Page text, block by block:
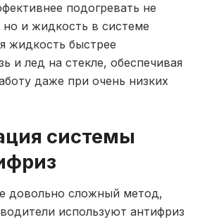
подогревать не
но и жидкость в системе
жидкость быстрее
и лед на стекле, обеспечивая
даже при очень низких
системы
довольно сложный метод,
используют антифриз